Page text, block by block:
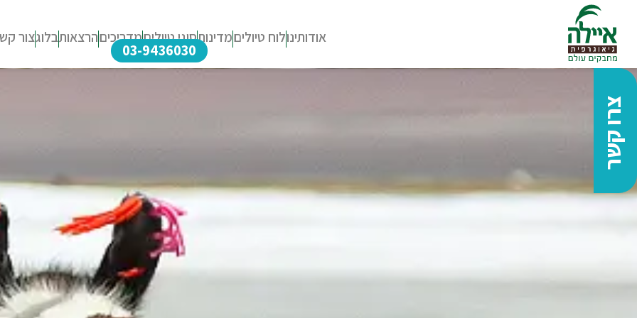
אודותינולוח טיוליםמדינותסוגי טיוליםמדריכיםהרצאותבלוגצור
03-9436030
צרו קשר